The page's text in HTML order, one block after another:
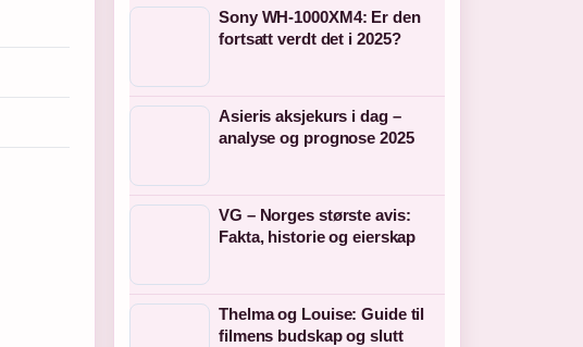
Sony WH-1000XM4: Er den
fortsatt verdt det i 2025?
Asieris aksjekurs i dag –
analyse og prognose 2025
VG – Norges største avis:
Fakta, historie og eierskap
Thelma og Louise: Guide til
filmens budskap og slutt